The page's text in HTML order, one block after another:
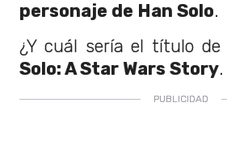
personaje de Han Solo.
¿Y cuál sería el título de
Solo: A Star Wars Story